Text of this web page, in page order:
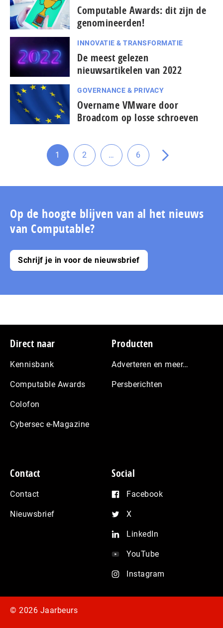
Computable Awards: dit zijn de
genomineerden!
INNOVATIE & TRANSFORMATIE
De meest gelezen
nieuwsartikelen van 2022
GOVERNANCE & PRIVACY
Overname VMware door
Broadcom op losse schroeven
Ga
pagina
1
Ga
pagina
2
Tussenliggende
pagina's
…
Ga
pagina
6
Ga
de
pagina
Op de hoogte blijven van al het nieuws
van Computable?
Schrijf je in voor de nieuwsbrief
Footer
Direct naar
Kennisbank
Computable Awards
Colofon
Cybersec e-Magazine
Producten
Adverteren en meer…
Persberichten
Contact
Contact
Nieuwsbrief
Social
Facebook
X
LinkedIn
YouTube
Instagram
© 2026 Jaarbeurs